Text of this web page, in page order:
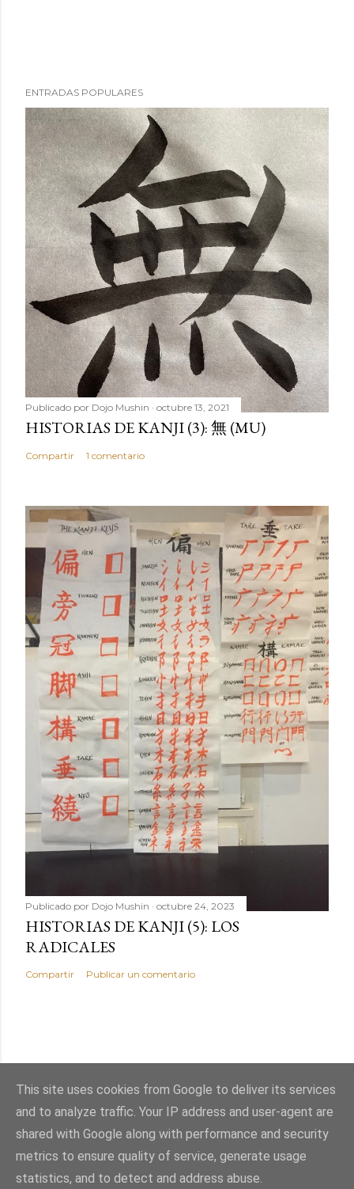
ENTRADAS POPULARES
Publicado por Dojo Mushin octubre 13, 2021
HISTORIAS DE KANJI (3): 無 (MU)
Compartir 1 comentario
Publicado por Dojo Mushin octubre 24, 2023
HISTORIAS DE KANJI (5): LOS
RADICALES
Compartir Publicar un comentario
Con la tecnología de Blogger
(c) www.dojomushin.es
This site uses cookies from Google to deliver its services
and to analyze traffic. Your IP address and user-agent are
shared with Google along with performance and security
metrics to ensure quality of service, generate usage
statistics, and to detect and address abuse.